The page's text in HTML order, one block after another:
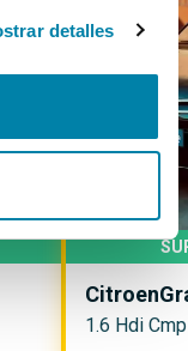
detalles
€
Citroen
1.6 Hdi